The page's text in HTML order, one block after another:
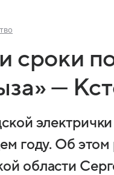
сроки
—
году. Об этом
области